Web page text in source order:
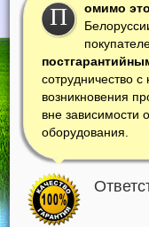
П омимо
сотрудничество
возникновения
вне зависимости
оборудования.